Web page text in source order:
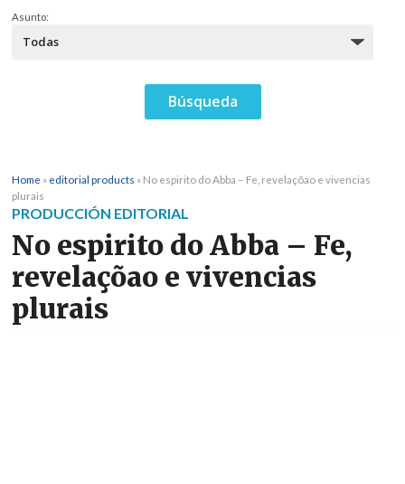
Asunto:
Home » editorial products » No espirito do Abba – Fe, revelaçõao e vivencias
plurais
PRODUCCIÓN EDITORIAL
No espirito do Abba – Fe,
revelaçõao e vivencias
plurais